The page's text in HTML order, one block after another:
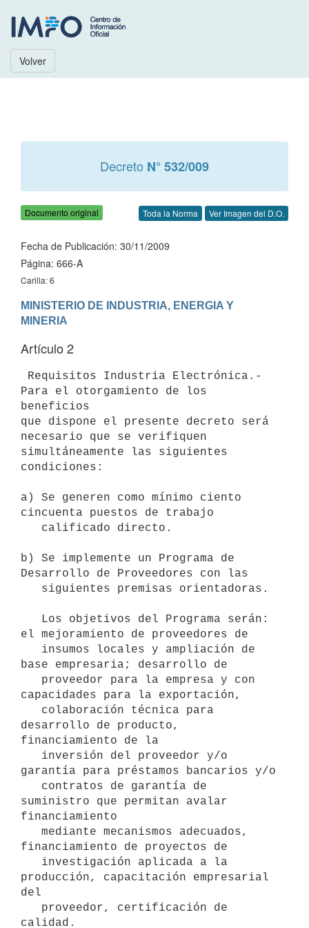
Volver
Decreto N° 532/009
Documento original Toda la Norma Ver Imagen del D.O.
Fecha de Publicación: 30/11/2009
Página: 666-A
Carilla: 6
MINISTERIO DE INDUSTRIA, ENERGIA Y
Artículo 2
Para el otorgamiento de los
beneficios
que dispone el presente decreto será
necesario que se verifiquen
simultáneamente las siguientes
condiciones:
a) Se generen como mínimo ciento
cincuenta puestos de trabajo
b) Se implemente un Programa de
Desarrollo de Proveedores con las
el mejoramiento de proveedores de
base empresaria; desarrollo de
capacidades para la exportación,
desarrollo de producto,
financiamiento de la
garantía para préstamos bancarios y/o
suministro que permitan avalar
financiamiento
financiamiento de proyectos de
producción, capacitación empresarial
del
calidad.